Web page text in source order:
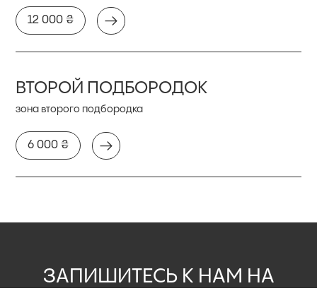
12 000 ₴
ВТОРОЙ ПОДБОРОДОК
зона второго подбородка
6 000 ₴
ЗАПИШИТЕСЬ К НАМ НА